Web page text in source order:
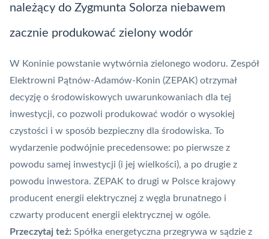
należący do Zygmunta Solorza niebawem
zacznie produkować zielony wodór
W Koninie powstanie wytwórnia zielonego wodoru. Zespół
Elektrowni Pątnów-Adamów-Konin (ZEPAK) otrzymał
decyzję o środowiskowych uwarunkowaniach dla tej
inwestycji, co pozwoli produkować wodór o wysokiej
czystości i w sposób bezpieczny dla środowiska. To
wydarzenie podwójnie precedensowe: po pierwsze z
powodu samej inwestycji (i jej wielkości), a po drugie z
powodu inwestora. ZEPAK to drugi w Polsce krajowy
producent energii elektrycznej z węgla brunatnego i
czwarty producent energii elektrycznej w ogóle.
Przeczytaj też: Spółka energetyczna przegrywa w sądzie z